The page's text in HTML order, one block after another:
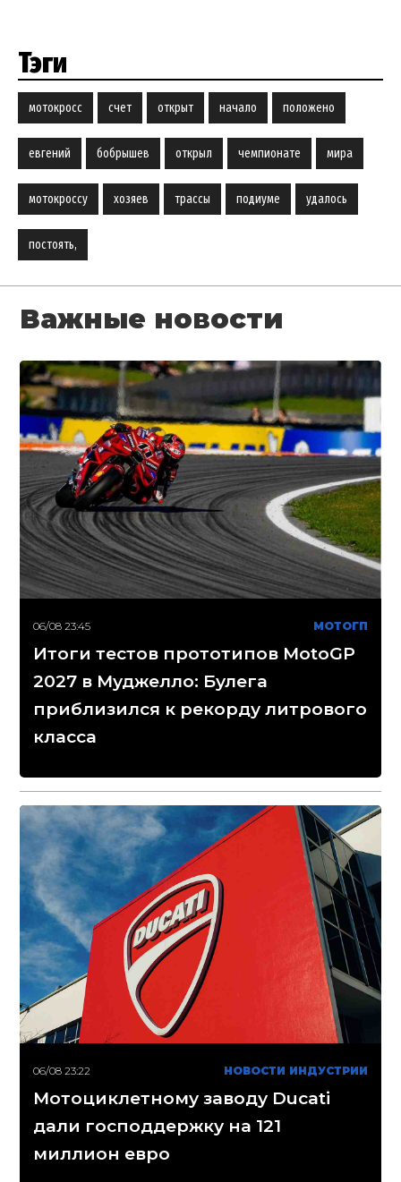
Тэги
мотокросс счет открыт начало положено
евгений бобрышев открыл чемпионате мира
мотокроссу хозяев трассы подиуме удалось
постоять,
Важные новости
06/08 23:45 МОТОГП
Итоги тестов прототипов MotoGP
2027 в Муджелло: Булега
приблизился к рекорду литрового
класса
06/08 23:22 НОВОСТИ ИНДУСТРИИ
Мотоциклетному заводу Ducati
дали господдержку на 121
миллион евро